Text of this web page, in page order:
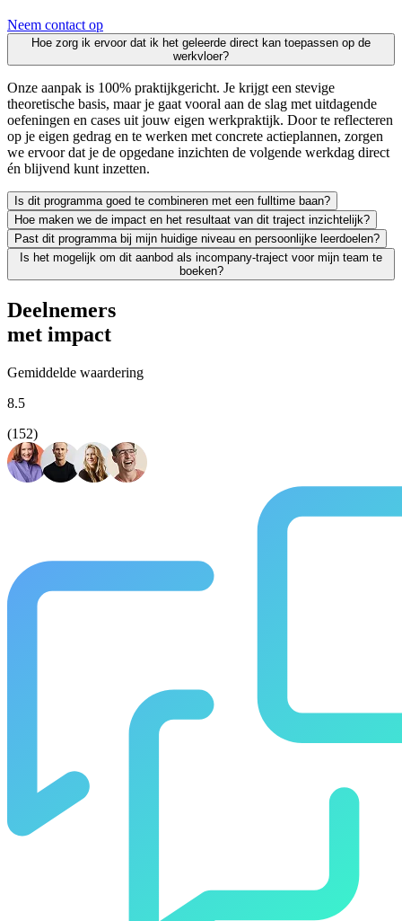
Neem contact op
Hoe zorg ik ervoor dat ik het geleerde direct kan toepassen op de
werkvloer?
Onze aanpak is 100% praktijkgericht. Je krijgt een stevige
theoretische basis, maar je gaat vooral aan de slag met uitdagende
oefeningen en cases uit jouw eigen werkpraktijk. Door te reflecteren
op je eigen gedrag en te werken met concrete actieplannen, zorgen
we ervoor dat je de opgedane inzichten de volgende werkdag direct
én blijvend kunt inzetten.
Is dit programma goed te combineren met een fulltime baan?
Zeker. We leiden uitsluitend werkende professionals op en weten
Hoe maken we de impact en het resultaat van dit traject inzichtelijk?
Leren moet leiden tot merkbaar resultaat; voor jezelf én voor je
Past dit programma bij mijn huidige niveau en persoonlijke leerdoelen?
We vinden het essentieel dat je een traject kiest dat écht bij je past
Is het mogelijk om dit aanbod als incompany-traject voor mijn team te
boeken?
Absoluut. Vrijwel al onze trainingen en opleidingen kunnen we
Deelnemers
met impact
Gemiddelde waardering
8.5
(152)